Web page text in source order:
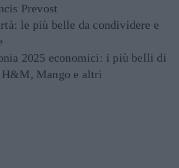
Prevost
le più belle da condividere e
2025 economici: i più belli di
H&M, Mango e altri